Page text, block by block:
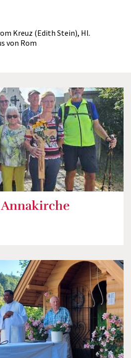
Kreuz (Edith Stein), Hl.
von Rom